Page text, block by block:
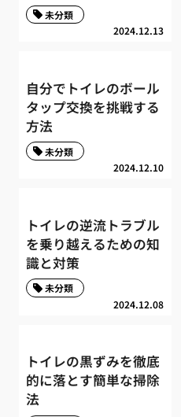
2024.12.13
未分類
自分でトイレのボール
タップ交換を挑戦する
方法
2024.12.10
未分類
トイレの逆流トラブル
を乗り越えるための知
識と対策
2024.12.08
未分類
トイレの黒ずみを徹底
的に落とす簡単な掃除
法